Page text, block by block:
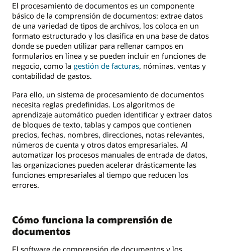
El procesamiento de documentos es un componente
básico de la comprensión de documentos: extrae datos
de una variedad de tipos de archivos, los coloca en un
formato estructurado y los clasifica en una base de datos
donde se pueden utilizar para rellenar campos en
formularios en línea y se pueden incluir en funciones de
negocio, como la gestión de facturas, nóminas, ventas y
contabilidad de gastos.
Para ello, un sistema de procesamiento de documentos
necesita reglas predefinidas. Los algoritmos de
aprendizaje automático pueden identificar y extraer datos
de bloques de texto, tablas y campos que contienen
precios, fechas, nombres, direcciones, notas relevantes,
números de cuenta y otros datos empresariales. Al
automatizar los procesos manuales de entrada de datos,
las organizaciones pueden acelerar drásticamente las
funciones empresariales al tiempo que reducen los
errores.
Cómo funciona la comprensión de
documentos